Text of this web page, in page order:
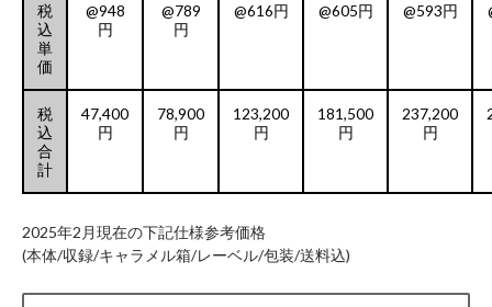
税
込
単
価
@948
円
@789
円
@616円 @605円 @593円
税
込
合
計
47,400
円
78,900
円
123,200
円
181,500
円
237,200
円
2025年2月現在の下記仕様参考価格
(本体/収録/キャラメル箱/レーベル/包装/送料込)